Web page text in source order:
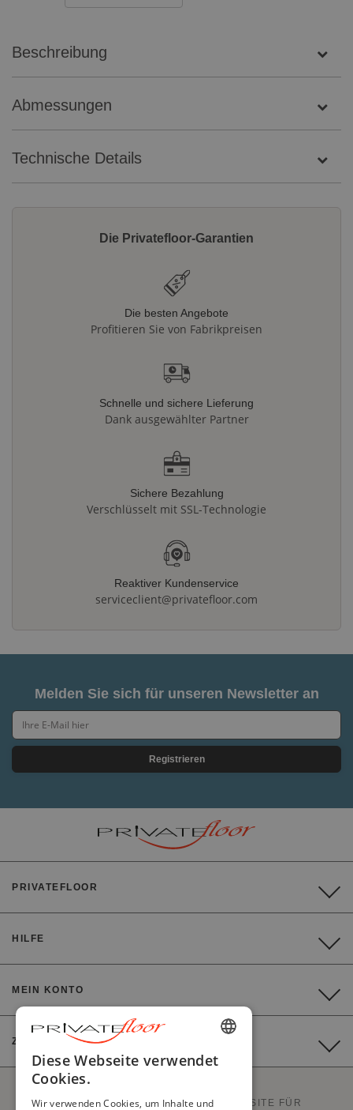
Beschreibung
Abmessungen
Technische Details
Die Privatefloor-Garantien
Die besten Angebote
Profitieren Sie von Fabrikpreisen
Schnelle und sichere Lieferung
Dank ausgewählter Partner
Sichere Bezahlung
Verschlüsselt mit SSL-Technologie
Reaktiver Kundenservice
serviceclient@privatefloor.com
Melden Sie sich für unseren Newsletter an
Registrieren
PRIVATEFLOOR
HILFE
MEIN KONTO
ZAHLUNG
PRIVATEFLOOR IST DIE ERSTE WEBSITE FÜR
ENGLISH
Diese Webseite verwendet
Cookies.
Wir verwenden Cookies, um Inhalte und